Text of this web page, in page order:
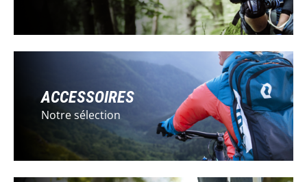
ACCESSOIRES
Notre sélection